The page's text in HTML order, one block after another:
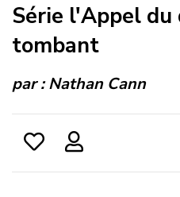
Série l'Appel du
tombant
par :Nathan Cann